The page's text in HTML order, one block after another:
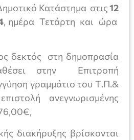
Κατάστημα στις12
, ημέρα Τετάρτη και ώρα
δεκτός στη δημοπρασία
στην Επιτροπή
γραμμάτιο του Τ.Π.&
ανεγνωρισμένης
διακήρυξης βρίσκονται